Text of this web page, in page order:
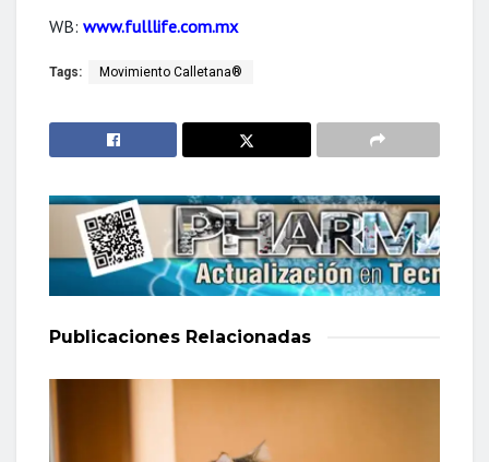
WB: www.fulllife.com.mx
Tags: Movimiento Calletana®
Publicaciones Relacionadas